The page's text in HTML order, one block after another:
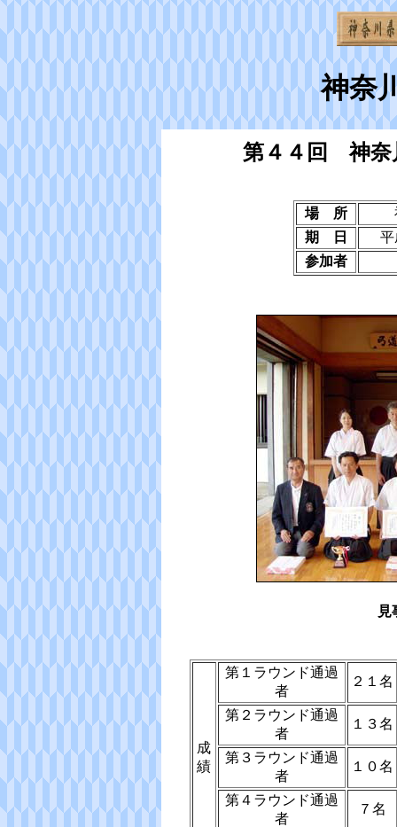
神奈
第４４回 神奈
場 所
期 日
平
参加者
見
成
績
第１ラウンド通過
者
２１名
第２ラウンド通過
者
１３名
第３ラウンド通過
者
１０名
第４ラウンド通過
者
７名